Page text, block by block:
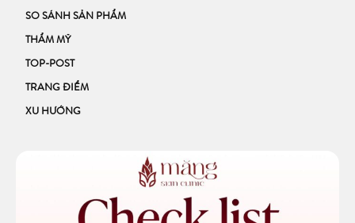
SO SÁNH SẢN PHẨM
THẨM MỸ
TOP-POST
TRANG ĐIỂM
XU HƯỚNG